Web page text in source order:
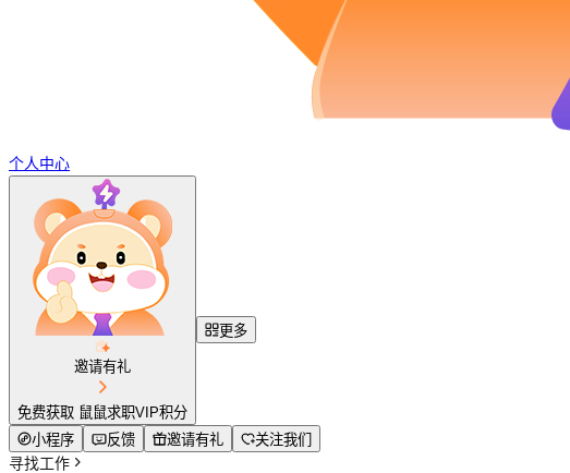
个人中心
邀请有礼
免费获取 鼠鼠求职VIP积分
更多
小程序 反馈 邀请有礼
关注我们
寻找工作